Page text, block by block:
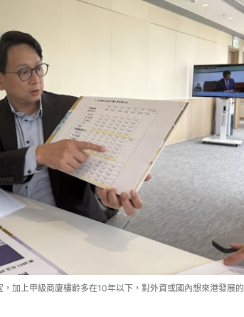
加上甲級商廈樓齡多在10年以下，對外資或國內想來港發展的